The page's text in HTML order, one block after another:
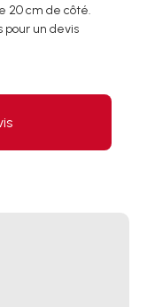
20 cm de côté.
pour un devis